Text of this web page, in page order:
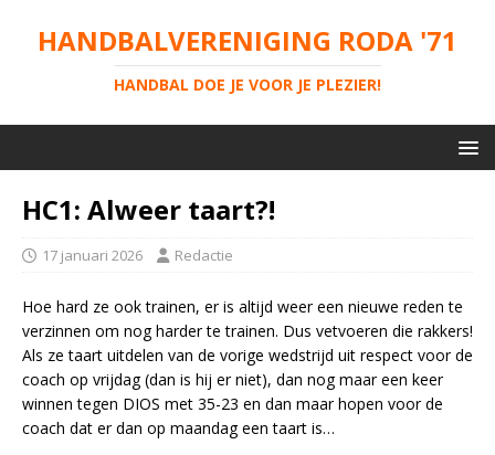
HANDBALVERENIGING RODA '71
HANDBAL DOE JE VOOR JE PLEZIER!
HC1: Alweer taart?!
17 januari 2026 Redactie
Hoe hard ze ook trainen, er is altijd weer een nieuwe reden te
verzinnen om nog harder te trainen. Dus vetvoeren die rakkers!
Als ze taart uitdelen van de vorige wedstrijd uit respect voor de
coach op vrijdag (dan is hij er niet), dan nog maar een keer
winnen tegen DIOS met 35-23 en dan maar hopen voor de
coach dat er dan op maandag een taart is…